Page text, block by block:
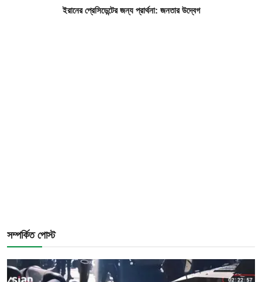
ইরানের প্রেসিডেন্টের জন্য প্রার্থনা: জনতার উদ্বেগ
সম্পর্কিত পোস্ট